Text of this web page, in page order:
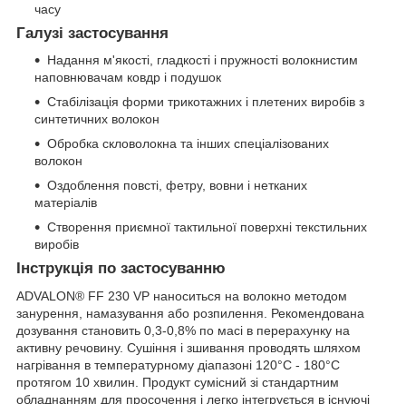
часу
Галузі застосування
Надання м'якості, гладкості і пружності волокнистим
наповнювачам ковдр і подушок
Стабілізація форми трикотажних і плетених виробів з
синтетичних волокон
Обробка скловолокна та інших спеціалізованих
волокон
Оздоблення повсті, фетру, вовни і нетканих
матеріалів
Створення приємної тактильної поверхні текстильних
виробів
Інструкція по застосуванню
ADVALON® FF 230 VP наноситься на волокно методом
занурення, намазування або розпилення. Рекомендована
дозування становить 0,3-0,8% по масі в перерахунку на
активну речовину. Сушіння і зшивання проводять шляхом
нагрівання в температурному діапазоні 120°C - 180°C
протягом 10 хвилин. Продукт сумісний зі стандартним
обладнанням для просочення і легко інтегрується в існуючі